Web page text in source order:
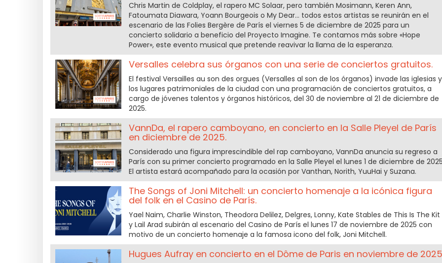
Chris Martin de Coldplay, el rapero MC Solaar, pero también Mosimann, Keren Ann,
Fatoumata Diawara, Yoann Bourgeois o My Dear... todos estos artistas se reunirán en el
escenario de las Folies Bergère de París el viernes 5 de diciembre de 2025 para un
concierto solidario a beneficio del Proyecto Imagine. Te contamos más sobre «Hope
Power», este evento musical que pretende reavivar la llama de la esperanza.
Versalles celebra sus órganos con una serie de conciertos gratuitos.
El festival Versailles au son des orgues (Versalles al son de los órganos) invade las iglesias y
los lugares patrimoniales de la ciudad con una programación de conciertos gratuitos, a
cargo de jóvenes talentos y órganos históricos, del 30 de noviembre al 21 de diciembre de
2025.
VannDa, el rapero camboyano, en concierto en la Salle Pleyel de París
en diciembre de 2025.
Considerado una figura imprescindible del rap camboyano, VannDa anuncia su regreso a
París con su primer concierto programado en la Salle Pleyel el lunes 1 de diciembre de
El artista estará acompañado para la ocasión por Vanthan, Norith, YuuHai y Suzana.
The Songs of Joni Mitchell: un concierto homenaje a la icónica figura
del folk en el Casino de París.
Yael Naim, Charlie Winston, Theodora Delilez, Delgres, Lonny, Kate Stables de This Is The Kit
y Lail Arad subirán al escenario del Casino de París el lunes 17 de noviembre de 2025 con
motivo de un concierto homenaje a la famosa icono del folk, Joni Mitchell.
Hugues Aufray en concierto en el Dôme de Paris en noviembre de